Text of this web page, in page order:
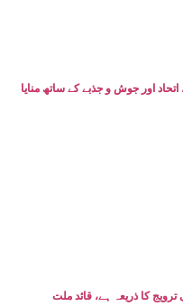
اربعین حسینی 2026 عقیدت، اتحاد اور جوش و جذبے کے ساتھ منایا
کی ترویج کا ذریعہ ہے، قائد ملت